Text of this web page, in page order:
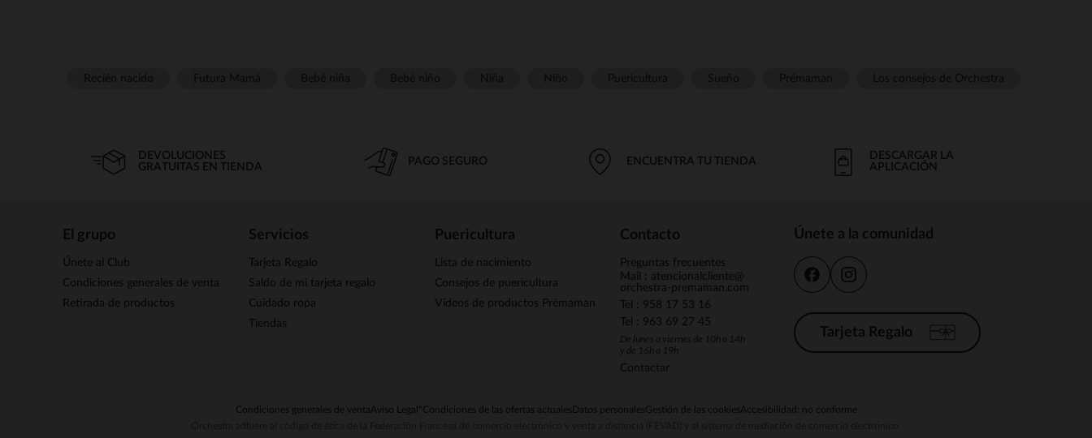
DEVOLUCIONES
GRATUITAS EN TIENDA
PAGO SEGURO ENCUENTRA TU TIENDA
DESCARGAR LA
APLICACIÓN
El grupo
Únete al Club
Condiciones generales de venta
Retirada de productos
Servicios
Tarjeta Regalo
Saldo de mi tarjeta regalo
Cuidado ropa
Tiendas
Puericultura
Lista de nacimiento
Consejos de puericultura
Vídeos de productos Prémaman
Contacto
Preguntas frecuentes
Mail : atencionalcliente@
orchestra-premaman.com
Tel : 958 17 53 16
Tel : 963 69 27 45
De lunes a viernes de 10h a 14h
y de 16h a 19h
Contactar
Únete a la comunidad
Tarjeta Regalo
Condiciones generales de ventaAviso Legal *Condiciones de las ofertas actuales Datos personalesGestión de las cookiesAccesibilidad: no conforme